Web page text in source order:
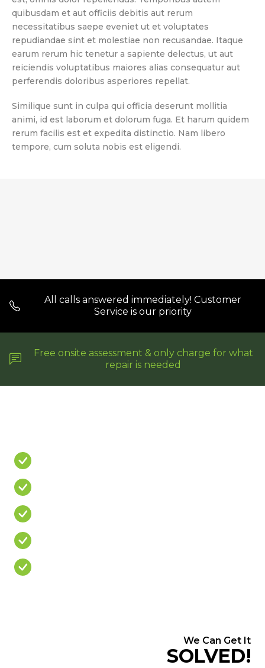
quibusdam et aut officiis debitis aut rerum
necessitatibus saepe eveniet ut et voluptates
repudiandae sint et molestiae non recusandae. Itaque
earum rerum hic tenetur a sapiente delectus, ut aut
reiciendis voluptatibus maiores alias consequatur aut
perferendis doloribus asperiores repellat.
Similique sunt in culpa qui officia deserunt mollitia
animi, id est laborum et dolorum fuga. Et harum quidem
rerum facilis est et expedita distinctio. Nam libero
tempore, cum soluta nobis est eligendi.
All calls answered immediately! Customer
Service is our priority
Free onsite assessment & only charge for what
repair is needed
We Can Get It
SOLVED!